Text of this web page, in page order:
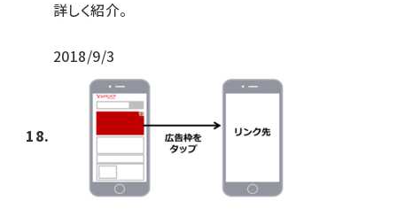
詳しく紹介。
2018/9/3